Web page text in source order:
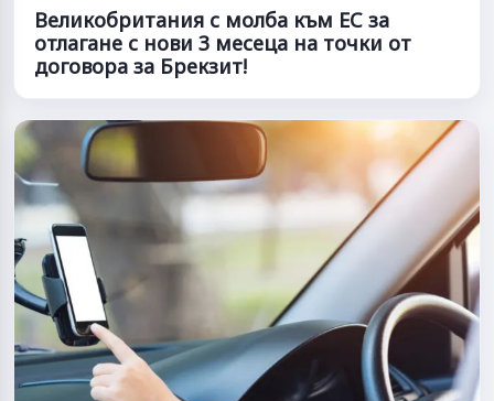
Великобритания с молба към ЕС за
отлагане с нови 3 месеца на точки от
договора за Брекзит!